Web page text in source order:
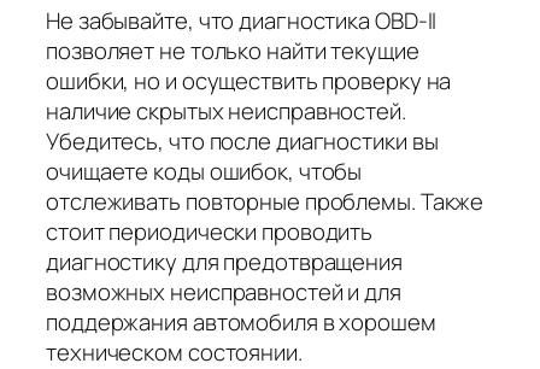
Не забывайте, что диагностика OBD-II
позволяет не только найти текущие
ошибки, но и осуществить проверку на
наличие скрытых неисправностей.
Убедитесь, что после диагностики вы
очищаете коды ошибок, чтобы
отслеживать повторные проблемы. Также
стоит периодически проводить
диагностику для предотвращения
возможных неисправностей и для
поддержания автомобиля в хорошем
техническом состоянии.